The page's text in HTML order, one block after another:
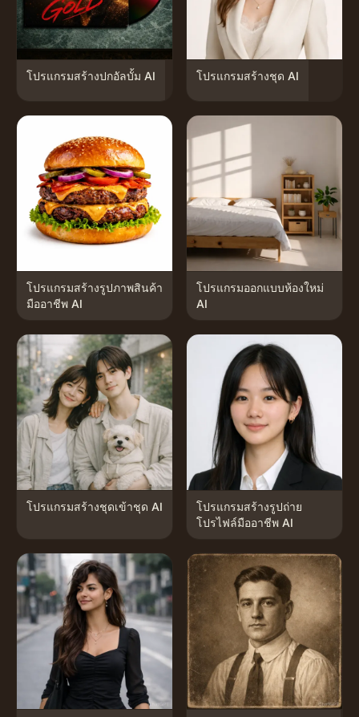
โปรแกรมสร้างปกอัลบั้ม AI โปรแกรมสร้างชุด AI
โปรแกรมสร้างรูปภาพสินค้า
มืออาชีพ AI
โปรแกรมออกแบบห้องใหม่
AI
โปรแกรมสร้างชุดเข้าชุด AI
โปรแกรมสร้างรูปถ่าย
โปรไฟล์มืออาชีพ AI